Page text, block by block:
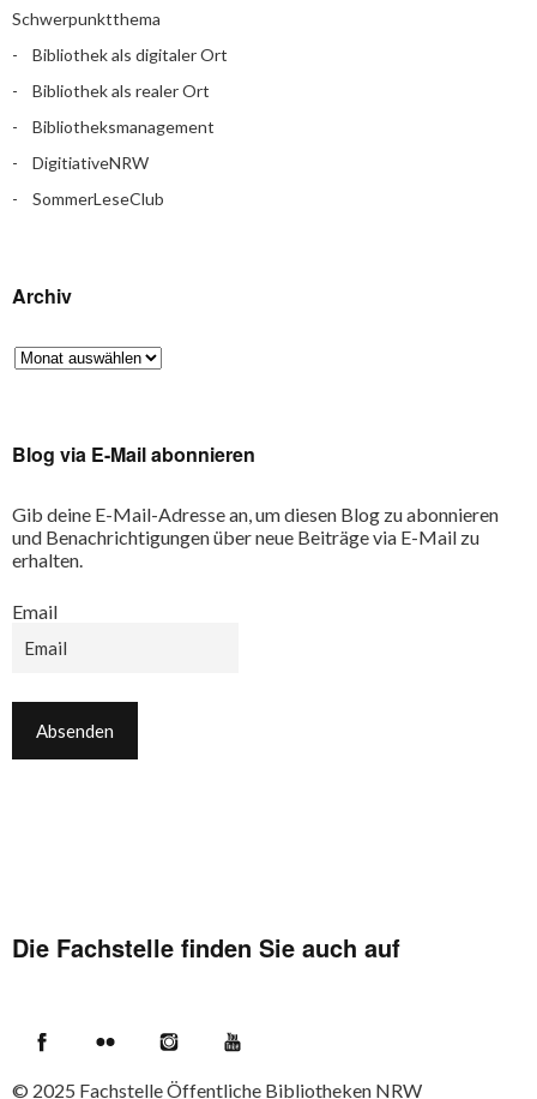
Schwerpunktthema
Bibliothek als digitaler Ort
Bibliothek als realer Ort
Bibliotheksmanagement
DigitiativeNRW
SommerLeseClub
Archiv
Blog via E-Mail abonnieren
Gib deine E-Mail-Adresse an, um diesen Blog zu abonnieren
und Benachrichtigungen über neue Beiträge via E-Mail zu
erhalten.
Email
Die Fachstelle finden Sie auch auf
© 2025 Fachstelle Öffentliche Bibliotheken NRW